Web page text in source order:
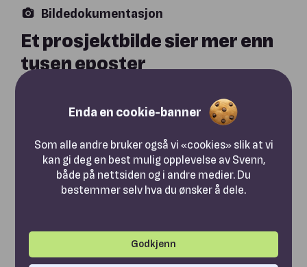
Bildedokumentasjon
Et prosjektbilde sier mer enn
tusen eposter
som har alle prosjektbildene samlet på ett sted -
trygt lagret og organisert for fremtiden.
Finn ut mer
Enda en cookie-banner
Som alle andre bruker også vi «cookies» slik at vi
kan gi deg en best mulig opplevelse av Svenn,
både på nettsiden og i andre medier. Du
bestemmer selv hva du ønsker å dele.
Godkjenn